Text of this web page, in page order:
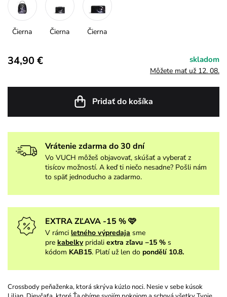
Čierna Čierna Čierna
34,90 € skladom
Môžete mať už 12. 08.
Pridať do košíka
Vrátenie zdarma do 30 dní
Vo VUCH môžeš objavovať, skúšať a vyberať z
tisícov možností. A keď ti niečo nesadne? Pošli nám
to späť jednoducho a zadarmo.
EXTRA ZĽAVA -15 % 🩷
V rámci letného výpredaja sme
pre kabelky pridali extra zľavu −15 % s
kódom KAB15. Platí už len do pondělí 10.8.
Crossbody peňaženka, ktorá skrýva kúzlo noci. Nesie v sebe kúsok